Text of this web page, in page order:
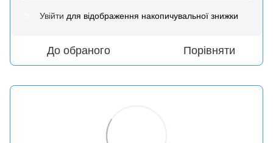
Увійти для відображення накопичувальної знижки
До обраного Порівняти